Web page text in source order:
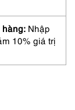
hàng: Nhập
10% giá trị